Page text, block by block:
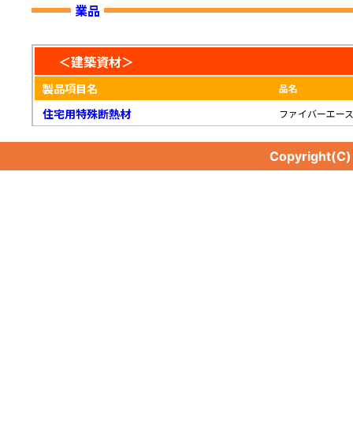
業品
＜建築資材＞
製品項目名 品名
住宅用特殊断熱材 ファイバーエース